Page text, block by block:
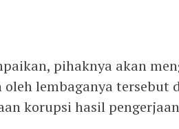
pihaknya akan
lembaganya tersebut
korupsi hasil